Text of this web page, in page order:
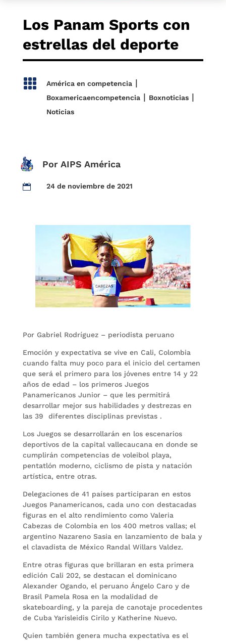
Los Panam Sports con
estrellas del deporte
 América en competencia|
Boxamericaencompetencia| Boxnoticias|
Noticias
Por AIPS América
 24 de noviembre de 2021
Por Gabriel Rodríguez – periodista peruano
Emoción y expectativa se vive en Cali, Colombia
cuando falta muy poco para el inicio del certamen
que será el primero para los jóvenes entre 14 y 22
años de edad – los primeros Juegos
Panamericanos Junior – que les permitirá
desarrollar mejor sus habilidades y destrezas en
las 39 diferentes disciplinas previstas .
Los Juegos se desarrollarán en los escenarios
deportivos de la capital vallecaucana en donde se
cumplirán competencias de voleibol playa,
pentatlón moderno, ciclismo de pista y natación
artística, entre otras.
Delegaciones de 41 países participaran en estos
Juegos Panamericanos, cada uno con destacadas
figuras en el alto rendimiento como Valeria
Cabezas de Colombia en los 400 metros vallas; el
argentino Nazareno Sasia en lanzamiento de bala y
el clavadista de México Randal Willars Valdez.
Entre otras figuras que brillaran en esta primera
edición Cali 202, se destacan el dominicano
Alexander Ogando, el peruano Ángelo Caro y de
Brasil Pamela Rosa en la modalidad de
skateboarding, y la pareja de canotaje procedentes
de Cuba Yarisleidis Cirilo y Katherine Nuevo.
Quien también genera mucha expectativa es el